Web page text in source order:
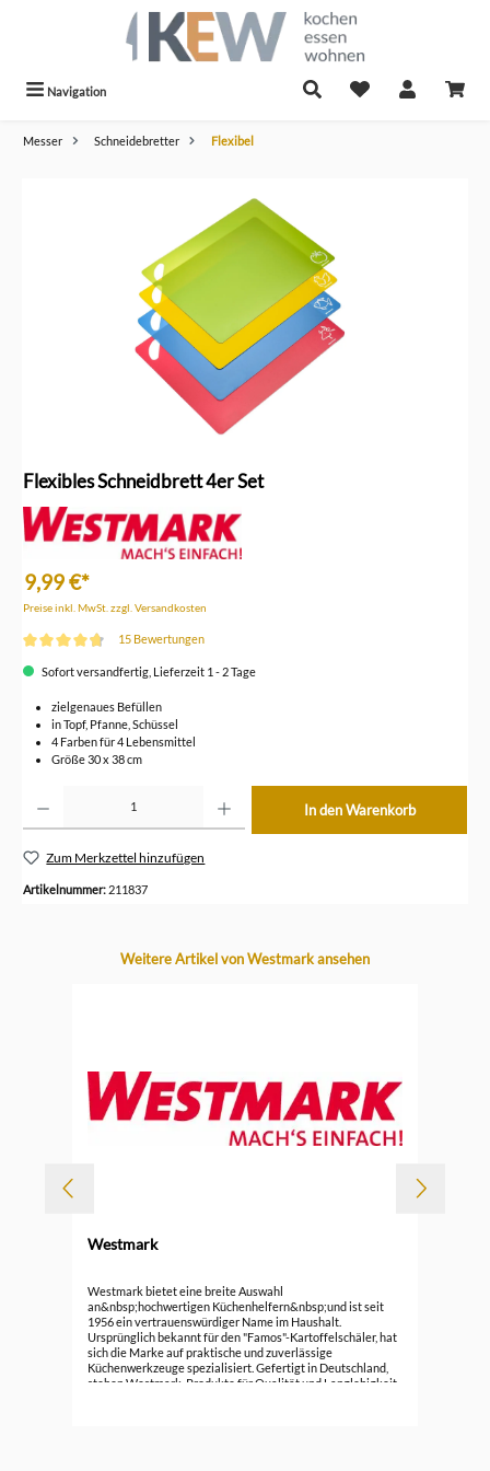
Navigation
Messer Schneidebretter Flexibel
Flexibles Schneidbrett 4er Set
9,99 €*
Preise inkl. MwSt. zzgl. Versandkosten
15 Bewertungen
Sofort versandfertig, Lieferzeit 1 - 2 Tage
zielgenaues Befüllen
in Topf, Pfanne, Schüssel
4 Farben für 4 Lebensmittel
Größe 30 x 38 cm
In den Warenkorb
Zum Merkzettel hinzufügen
Artikelnummer: 211837
Produktgalerie überspringen
Weitere Artikel von Westmark ansehen
Westmark
Westmark bietet eine breite Auswahl
an&nbsp;hochwertigen Küchenhelfern&nbsp;und ist seit
1956 ein vertrauenswürdiger Name im Haushalt.
Ursprünglich bekannt für den "Famos"-Kartoffelschäler, hat
sich die Marke auf praktische und zuverlässige
Küchenwerkzeuge spezialisiert. Gefertigt in Deutschland,
stehen Westmark-Produkte für Qualität und Langlebigkeit.